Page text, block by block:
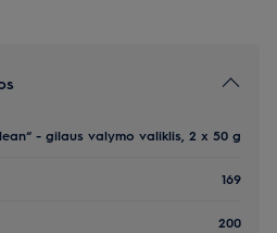
- gilaus valymo valiklis, 2 x 50 g
169
200